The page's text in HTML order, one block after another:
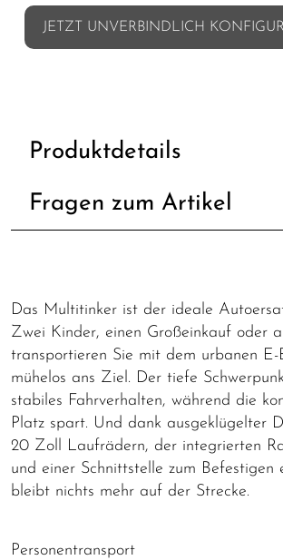
JETZT UNVERBINDLICH
Produktdetails
Fragen zum Artikel
Das Multitinker ist der ideale
Zwei Kinder, einen Großeinkauf oder
transportieren Sie mit dem urbanen E-
mühelos ans Ziel. Der tiefe
stabiles Fahrverhalten, während die
Platz spart. Und dank ausgeklügelter
20 Zoll Laufrädern, der integrierten
und einer Schnittstelle zum Befestigen
bleibt nichts mehr auf der Strecke.
Personentransport